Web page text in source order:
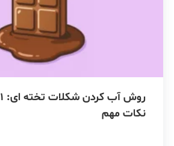
نکات مهم